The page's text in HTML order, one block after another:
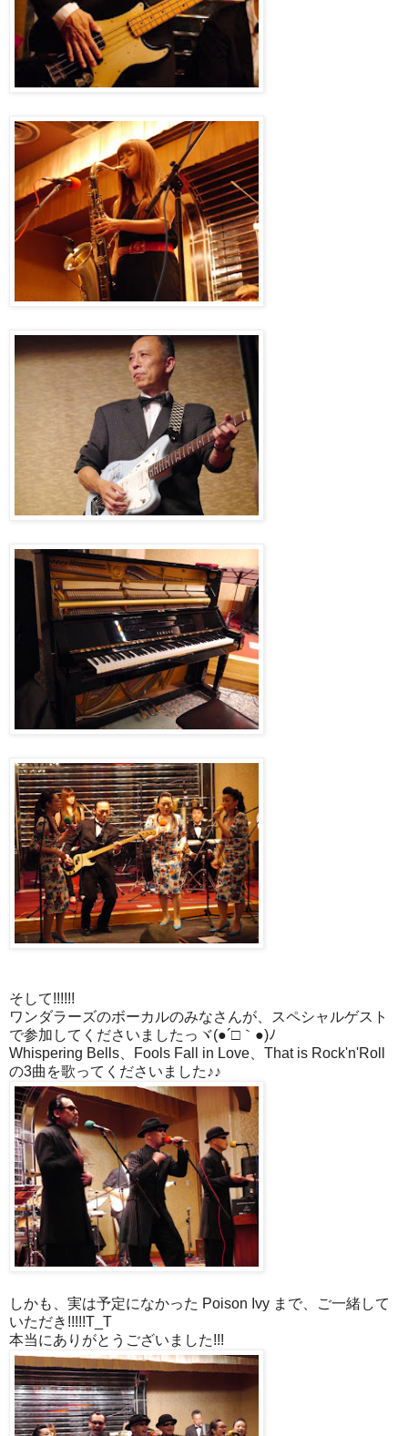
そして!!!!!!
ワンダラーズのボーカルのみなさんが、スペシャルゲスト
で参加してくださいましたっヾ(●´□｀●)ﾉ
Whispering Bells、Fools Fall in Love、That is Rock'n'Roll
の3曲を歌ってくださいました♪♪
しかも、実は予定になかった Poison Ivy まで、ご一緒して
いただき!!!!!T_T
本当にありがとうございました!!!